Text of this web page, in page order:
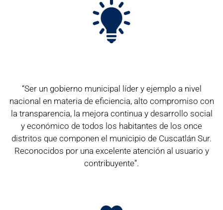
“Ser un gobierno municipal líder y ejemplo a nivel
nacional en materia de eficiencia, alto compromiso con
la transparencia, la mejora continua y desarrollo social
y económico de todos los habitantes de los once
distritos que componen el municipio de Cuscatlán Sur.
Reconocidos por una excelente atención al usuario y
contribuyente”.